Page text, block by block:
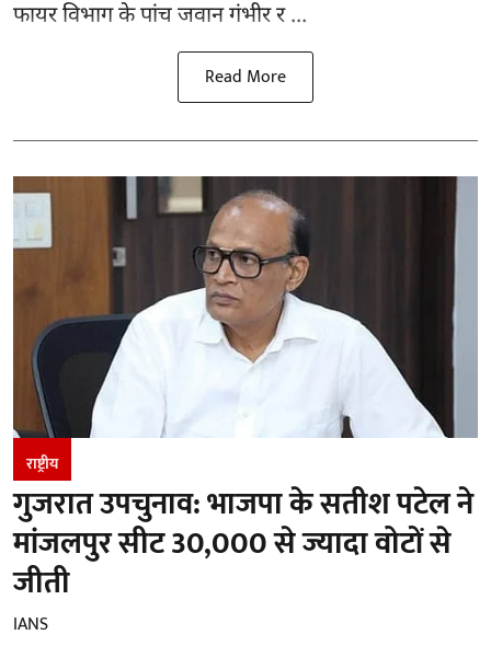
फायर विभाग के पांच जवान गंभीर र ...
Read More
राष्ट्रीय
गुजरात उपचुनाव: भाजपा के सतीश पटेल ने
मांजलपुर सीट 30,000 से ज्यादा वोटों से
जीती
IANS